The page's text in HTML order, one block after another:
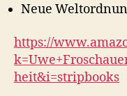
Neue
https://
heit&i=stripbooks